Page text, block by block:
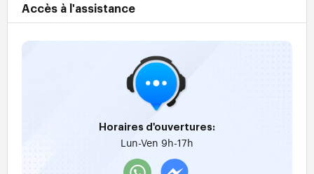
Accès à l'assistance
Horaires d'ouvertures:
Lun-Ven 9h-17h